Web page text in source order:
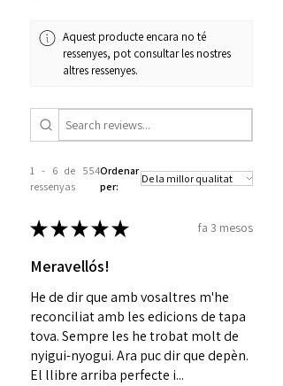
Aquest producte encara no té
ressenyes, pot consultar les nostres
altres ressenyes.
1 - 6 de 554
ressenyas
Ordenar
per:
★★★★★ fa 3 mesos
Meravellós!
He de dir que amb vosaltres m'he
reconciliat amb les edicions de tapa
tova. Sempre les he trobat molt de
nyigui-nyogui. Ara puc dir que depèn.
El llibre arriba perfecte i...